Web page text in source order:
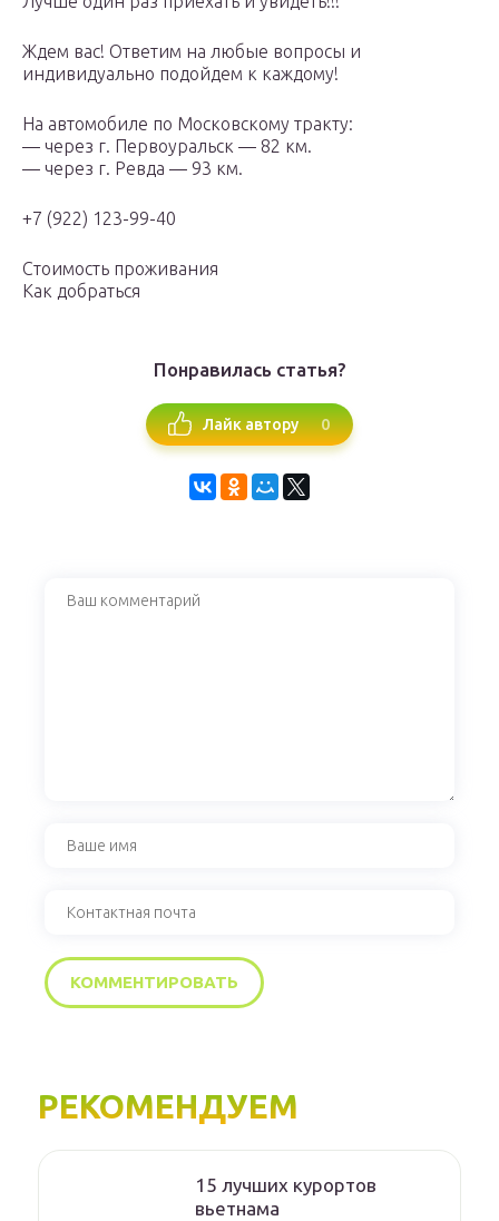
Ждем вас! Ответим на любые вопросы и
индивидуально подойдем к каждому!
На автомобиле по Московскому тракту:
— через г. Первоуральск — 82 км.
— через г. Ревда — 93 км.
+7 (922) 123-99-40
Стоимость проживания
Как добраться
Понравилась статья?
Лайк автору 0
РЕКОМЕНДУЕМ
15 лучших курортов
вьетнама